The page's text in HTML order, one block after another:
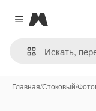
Close menu
Magnific
Главная/Стоковый/